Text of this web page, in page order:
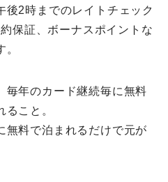
後2時までのレイトチェック
保証、ボーナスポイントな
毎年のカード継続毎に無料
こと。
無料で泊まれるだけで元が